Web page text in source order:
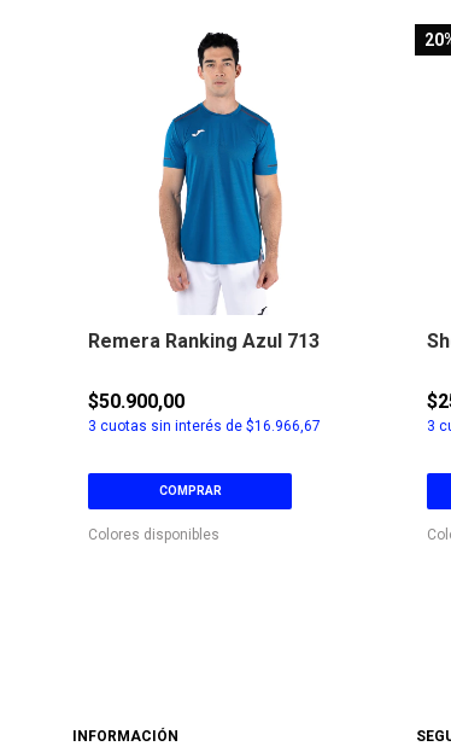
Remera Ranking Azul 713
$50.900,00
3 cuotas sin interés de $16.966,67
COMPRAR
Colores disponibles
20
3
INFORMACIÓN